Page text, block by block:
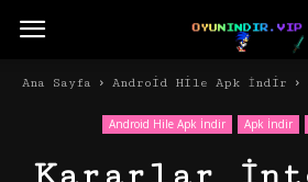
Ana Sayfa Android Hile Apk İndir
Android Hile Apk İndir Apk İndir